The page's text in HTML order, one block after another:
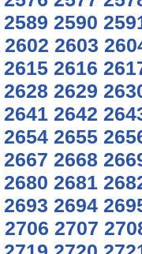
2589 2590
2602 2603
2615 2616
2628 2629
2641 2642
2654 2655
2667 2668
2680 2681
2693 2694
2706 2707